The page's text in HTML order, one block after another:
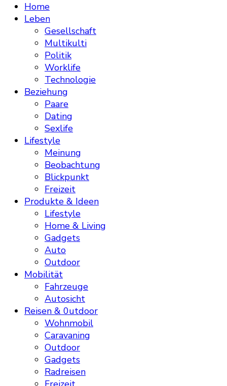
Home
Leben
Gesellschaft
Multikulti
Politik
Worklife
Technologie
Beziehung
Paare
Dating
Sexlife
Lifestyle
Meinung
Beobachtung
Blickpunkt
Freizeit
Produkte & Ideen
Lifestyle
Home & Living
Gadgets
Auto
Outdoor
Mobilität
Fahrzeuge
Autosicht
Reisen & 0utdoor
Wohnmobil
Caravaning
Outdoor
Gadgets
Radreisen